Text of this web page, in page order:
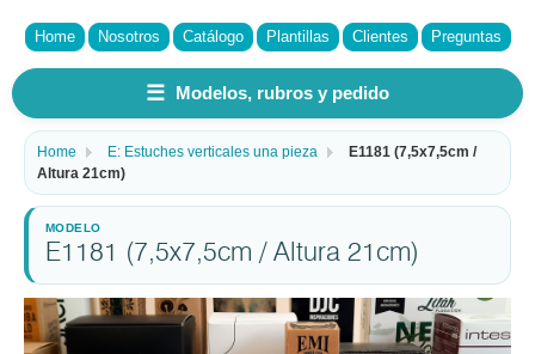
Home Nosotros Catálogo Plantillas Clientes Preguntas
☰ Modelos, rubros y pedido
Home E: Estuches verticales una pieza
E1181 (7,5x7,5cm /
Altura 21cm)
E1181 (7,5x7,5cm / Altura 21cm)